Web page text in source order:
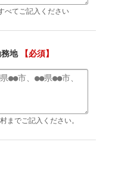
べてご記入ください
地 【必須】
までご記入ください。